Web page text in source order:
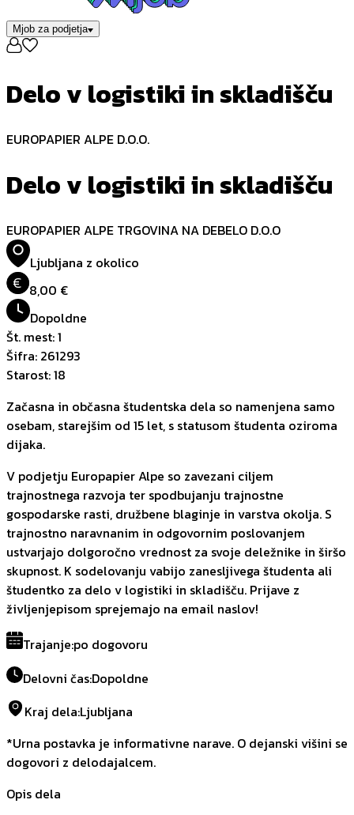
Mjob za podjetja
Delo v logistiki in skladišču
EUROPAPIER ALPE D.O.O.
Delo v logistiki in skladišču
EUROPAPIER ALPE TRGOVINA NA DEBELO D.O.O
Ljubljana z okolico
€ 8,00 €
Dopoldne
Št. mest:1
Šifra: 261293
Starost:18
Začasna in občasna študentska dela so namenjena samo
osebam, starejšim od 15 let, s statusom študenta oziroma
dijaka.
V podjetju Europapier Alpe so zavezani ciljem
trajnostnega razvoja ter spodbujanju trajnostne
gospodarske rasti, družbene blaginje in varstva okolja. S
trajnostno naravnanim in odgovornim poslovanjem
ustvarjajo dolgoročno vrednost za svoje deležnike in širšo
skupnost. K sodelovanju vabijo zanesljivega študenta ali
študentko za delo v logistiki in skladišču. Prijave z
življenjepisom sprejemajo na email naslov!
Trajanje:po dogovoru
Delovni čas:Dopoldne
Kraj dela:Ljubljana
*Urna postavka je informativne narave. O dejanski višini se
dogovori z delodajalcem.
Opis dela